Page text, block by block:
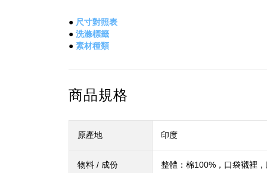
● 尺寸對照表
● 洗滌標籤
● 素材種類
商品規格
原產地 印度
物料 / 成份 整體：棉100%，口袋襯裡